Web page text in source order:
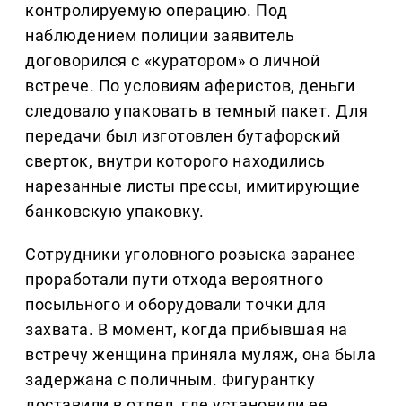
контролируемую операцию. Под
наблюдением полиции заявитель
договорился с «куратором» о личной
встрече. По условиям аферистов, деньги
следовало упаковать в темный пакет. Для
передачи был изготовлен бутафорский
сверток, внутри которого находились
нарезанные листы прессы, имитирующие
банковскую упаковку.
Сотрудники уголовного розыска заранее
проработали пути отхода вероятного
посыльного и оборудовали точки для
захвата. В момент, когда прибывшая на
встречу женщина приняла муляж, она была
задержана с поличным. Фигурантку